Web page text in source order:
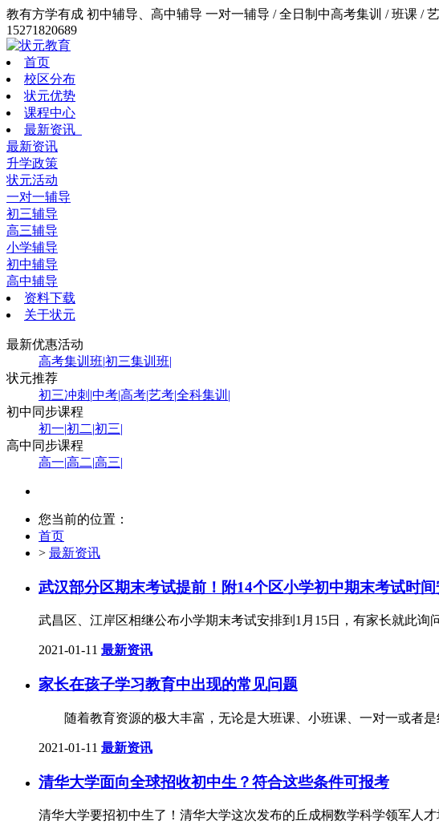
教有方学有成 初中辅导、高中辅导 一对一辅导 / 全日制中高考集训 / 班课 /
15271820689
首页
校区分布
状元优势
课程中心
最新资讯
最新资讯
升学政策
状元活动
一对一辅导
初三辅导
高三辅导
小学辅导
初中辅导
高中辅导
资料下载
关于状元
最新优惠活动
高考集训班|初三集训班|
状元推荐
初三冲刺 |中考|高考|艺考|全科集训 |
初中同步课程
初一|初二|初三|
高中同步课程
高一|高二|高三|
您当前的位置：
首页
> 最新资讯
武汉部分区期末考试提前！附14个区小学初中期末考试时
武昌区、江岸区相继公布小学期末考试安排到1月15日，有家长就此
2021-01-11 最新资讯
家长在孩子学习教育中出现的常见问题
随着教育资源的极大丰富，无论是大班课、小班课、一对一或者是
2021-01-11 最新资讯
清华大学面向全球招收初中生？符合这些条件可报考
清华大学要招初中生了！清华大学这次发布的丘成桐数学科学领军人